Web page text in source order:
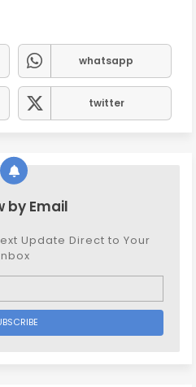
whatsapp
twitter
by Email
Update Direct to Your